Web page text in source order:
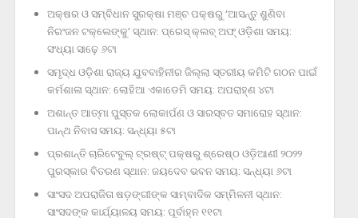
ଅକ୍ଷର ଓ ସମ୍ବିଧାନ ସୁରକ୍ଷା ମଞ୍ଚ ପକ୍ଷରୁ ‘ଆସନ୍ତୁ ଶୁଣିବା
ନିରଂଜନ ଟକ୍‌ଲେଙ୍କୁ’ ସ୍ଥାନ: ପ୍ରେସ୍‌ କ୍ଲବ୍‌ ଅଫ୍‌ ଓଡ଼ିଶା ସମୟ:
ସଂଧ୍ୟା ସାଢ଼େ ୬ଟା
ସମୃଦ୍ଧ ଓଡ଼ିଶା ରାଜ୍ୟ ଯୁବବାହିନୀର ଜିଲ୍ଲା ସ୍ତରୀୟ କମିଟି ଗଠନ ପାଇଁ
କର୍ମଶାଳା ସ୍ଥାନ: ଲୋହିଆ ଏକାଡେମି ସମୟ: ଅପରାହ୍‌ଣ ୪ଟା
ଅଶାନ୍ତ ଆତ୍ମା ପୁସ୍ତକ ଲୋକାର୍ପଣ ଓ ସାରସ୍ବତ ସମାରୋହ ସ୍ଥାନ:
ପାନ୍ଥ ନିବାସ ସମୟ: ସନ୍ଧ୍ୟା ୫ଟା
ପ୍ରଶାନ୍ତି ଚାରିଟେବୁଲ୍‌ ଟ୍ରଷ୍ଟ୍‌ ପକ୍ଷରୁ ଶ୍ରେଷ୍ଠ ଓଡ଼ିଆଣୀ ୨୦୨୨
ପୁରସ୍କାର ବିତରଣ ସ୍ଥାନ: ଜୟଦେବ ଭବନ ସମୟ: ସନ୍ଧ୍ୟା ୬ଟା
ସାଂସଦ ଅପରାଜିତା ଷଡ଼ଙ୍ଗୀଙ୍କ ସାମ୍ବାଦିକ ସମ୍ମିଳନୀ ସ୍ଥାନ:
ସାଂସଦଙ୍କ କାର୍ଯ୍ୟାଳୟ ସମୟ: ପୂର୍ବାହ୍ନ ୧୧ଟା